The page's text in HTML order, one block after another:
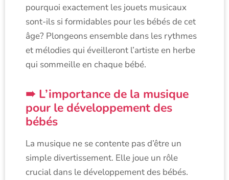
pourquoi exactement les jouets musicaux
sont-ils si formidables pour les bébés de cet
âge? Plongeons ensemble dans les rythmes
et mélodies qui éveilleront l’artiste en herbe
qui sommeille en chaque bébé.
L’importance de la musique
pour le développement des
bébés
La musique ne se contente pas d’être un
simple divertissement. Elle joue un rôle
crucial dans le développement des bébés.